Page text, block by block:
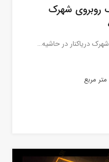
روبروی شهرک
دریاکنار در حاشیه…
متر مربع